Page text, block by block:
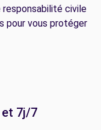
responsabilité civile
pour vous protéger
7j/7